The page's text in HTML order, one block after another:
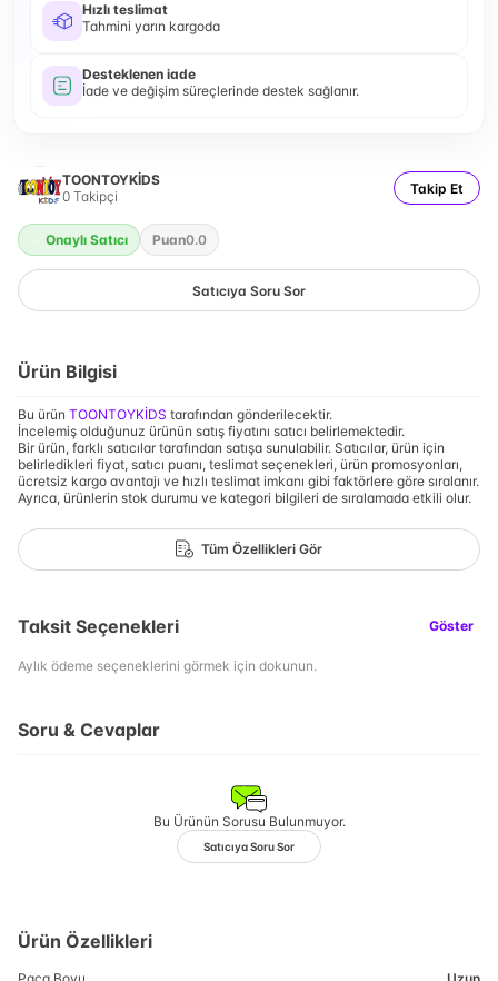
Hızlı teslimat
Tahmini yarın kargoda
Desteklenen iade
İade ve değişim süreçlerinde destek sağlanır.
TOONTOYKİDS
0 Takipçi Takip Et
Onaylı Satıcı Puan0.0
Satıcıya Soru Sor
Ürün Bilgisi
Bu ürün TOONTOYKİDS tarafından gönderilecektir.
İncelemiş olduğunuz ürünün satış fiyatını satıcı belirlemektedir.
Bir ürün, farklı satıcılar tarafından satışa sunulabilir. Satıcılar, ürün için
belirledikleri fiyat, satıcı puanı, teslimat seçenekleri, ürün promosyonları,
ücretsiz kargo avantajı ve hızlı teslimat imkanı gibi faktörlere göre sıralanır.
Ayrıca, ürünlerin stok durumu ve kategori bilgileri de sıralamada etkili olur.
Tüm Özellikleri Gör
Taksit Seçenekleri Göster
Aylık ödeme seçeneklerini görmek için dokunun.
Soru & Cevaplar
Bu Ürünün Sorusu Bulunmuyor.
Satıcıya Soru Sor
Ürün Özellikleri